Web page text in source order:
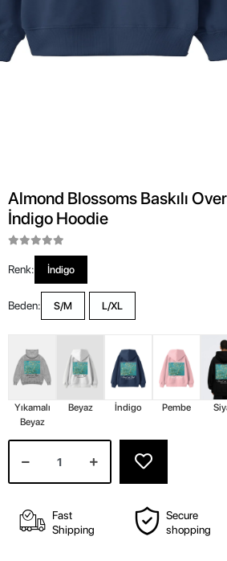
Almond Blossoms Baskılı
İndigo Hoodie
Renk: İndigo
Beden: S/M L/XL
Yıkamalı
Beyaz
Beyaz İndigo Pembe
Fast
Shipping
Secure
shopping